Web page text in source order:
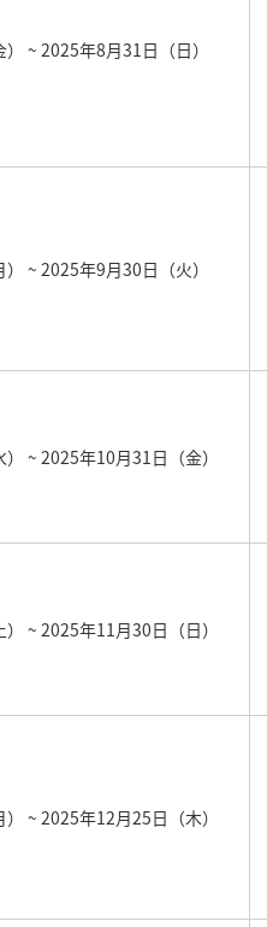
~ 2025年8月31日（日）
~ 2025年9月30日（火）
~ 2025年10月31日（金）
~ 2025年11月30日（日）
~ 2025年12月25日（木）